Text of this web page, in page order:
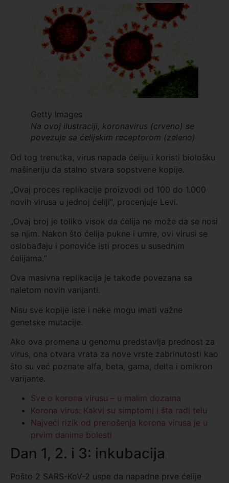
Getty Images
Na ovoj ilustraciji, koronavirus (crveno) se
povezuje sa ćelijskim receptorom (zeleno)
Od tog trenutka, virus napada ćeliju i koristi biološku
mašineriju da stalno stvara sopstvene kopije.
„Ovaj proces replikacije proizvodi od 100 do 1.000
novih virusa u jednoj ćeliji“, procenjuje Levi.
„Ovaj broj je toliko visok da ćelija ne može da se nosi
sa njim. Nakon što ćelija pukne i umre, ovi virusi se
oslobađaju i ponoviće isti proces u susednim
ćelijama.“
Ova masivna replikacija je takođe povezana sa
naletom novih varijanti.
Nisu sve kopije iste i neke mogu imati važne
genetske mutacije.
Ako ova promena u genomu predstavlja prednost za
virus, ona otvara vrata za nove vrste zabrinutosti kao
što su već poznate alfa, beta, gama, delta i omikron
varijante.
Sve o korona virusu – u malim dozama
Korona virus: Kakvi su simptomi i šta radi telu
Najveći rizik od prenošenja korona virusa je u
prvim danima bolesti
Dan 1, 2. i 3: inkubacija
Pošto 2 SARS-KoV-2 uspe da napadne prve ćelije